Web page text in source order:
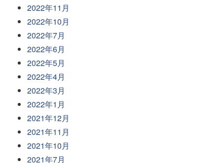
2022年11月
2022年10月
2022年7月
2022年6月
2022年5月
2022年4月
2022年3月
2022年1月
2021年12月
2021年11月
2021年10月
2021年7月